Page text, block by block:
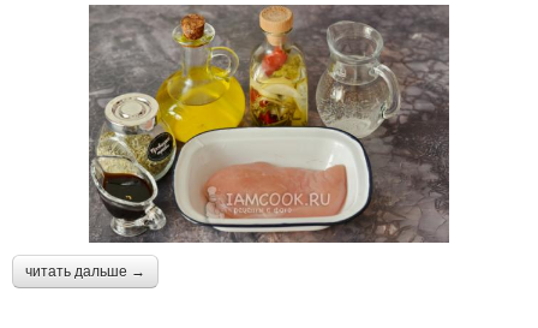
читать дальше →